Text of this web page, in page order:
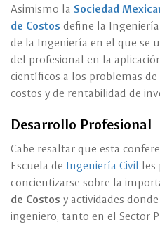
Asimismo la Sociedad
de Costos define la Ingeniería
de la Ingeniería en el que se
del profesional en la
científicos a los problemas
costos y de rentabilidad de
Desarrollo Profesional
Cabe resaltar que esta
Escuela de Ingeniería Civil les
concientizarse sobre la
de Costos y actividades
ingeniero, tanto en el Sector